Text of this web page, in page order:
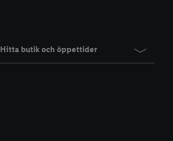
Hitta butik och öppettider